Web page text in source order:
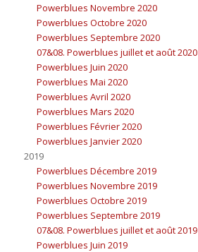
Powerblues Novembre 2020
Powerblues Octobre 2020
Powerblues Septembre 2020
07&08. Powerblues juillet et août 2020
Powerblues Juin 2020
Powerblues Mai 2020
Powerblues Avril 2020
Powerblues Mars 2020
Powerblues Février 2020
Powerblues Janvier 2020
2019
Powerblues Décembre 2019
Powerblues Novembre 2019
Powerblues Octobre 2019
Powerblues Septembre 2019
07&08. Powerblues juillet et août 2019
Powerblues Juin 2019